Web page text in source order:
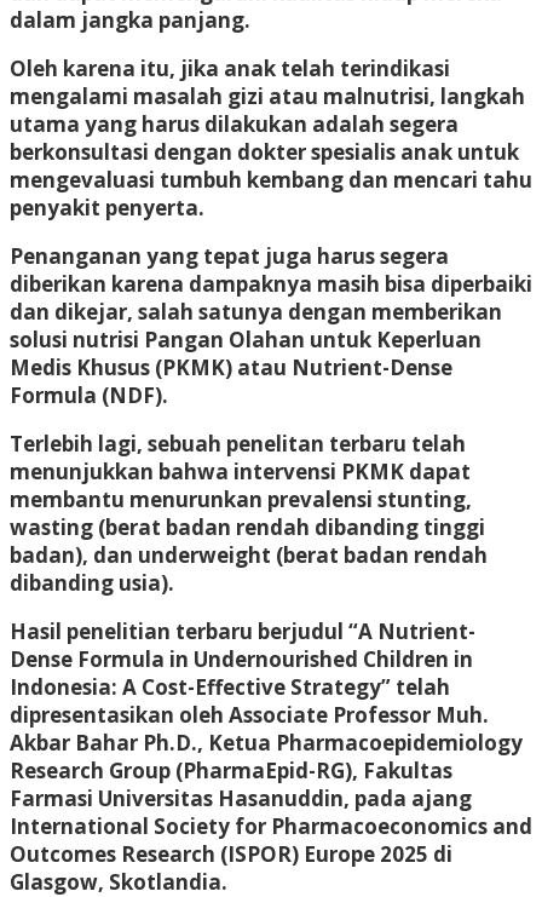
dalam jangka panjang.
Oleh karena itu, jika anak telah terindikasi
mengalami masalah gizi atau malnutrisi, langkah
utama yang harus dilakukan adalah segera
berkonsultasi dengan dokter spesialis anak untuk
mengevaluasi tumbuh kembang dan mencari tahu
penyakit penyerta.
Penanganan yang tepat juga harus segera
diberikan karena dampaknya masih bisa diperbaiki
dan dikejar, salah satunya dengan memberikan
solusi nutrisi Pangan Olahan untuk Keperluan
Medis Khusus (PKMK) atau Nutrient-Dense
Formula (NDF).
Terlebih lagi, sebuah penelitan terbaru telah
menunjukkan bahwa intervensi PKMK dapat
membantu menurunkan prevalensi stunting,
wasting (berat badan rendah dibanding tinggi
badan), dan underweight (berat badan rendah
dibanding usia).
Hasil penelitian terbaru berjudul “A Nutrient-
Dense Formula in Undernourished Children in
Indonesia: A Cost-Effective Strategy” telah
dipresentasikan oleh Associate Professor Muh.
Akbar Bahar Ph.D., Ketua Pharmacoepidemiology
Research Group (PharmaEpid-RG), Fakultas
Farmasi Universitas Hasanuddin, pada ajang
International Society for Pharmacoeconomics and
Outcomes Research (ISPOR) Europe 2025 di
Glasgow, Skotlandia.